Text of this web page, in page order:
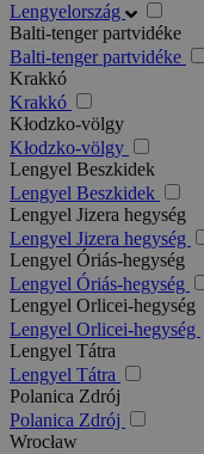
Lengyelország
Balti-tenger partvidéke
Balti-tenger partvidéke
Krakkó
Krakkó
Kłodzko-völgy
Kłodzko-völgy
Lengyel Beszkidek
Lengyel Beszkidek
Lengyel Jizera hegység
Lengyel Jizera hegység
Lengyel Óriás-hegység
Lengyel Óriás-hegység
Lengyel Orlicei-hegység
Lengyel Orlicei-hegység
Lengyel Tátra
Lengyel Tátra
Polanica Zdrój
Polanica Zdrój
Wrocław